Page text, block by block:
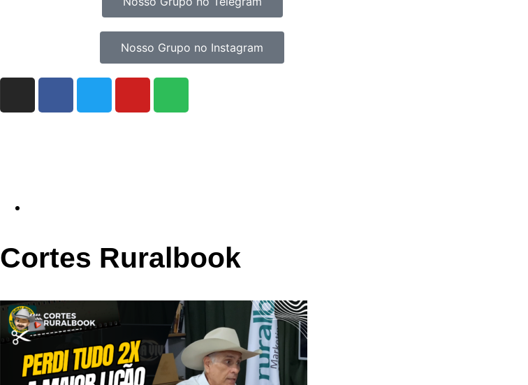
Nosso Grupo no Instagram
Cortes Ruralbook